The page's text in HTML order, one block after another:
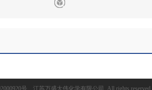
号 江苏万盛大伟化学有限公司 All rights reserved.